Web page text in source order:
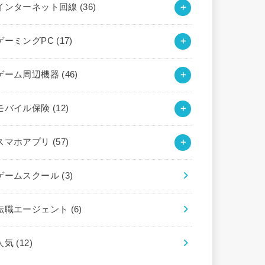
ンターネット回線 (36)
ーミングPC (17)
ーム周辺機器 (46)
バイル保険 (12)
マホアプリ (57)
ームスクール (3)
職エージェント (6)
気 (12)